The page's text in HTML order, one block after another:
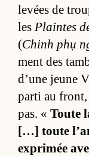
le­vées de
les Plaintes
(Chinh phụ
ment des
d’une jeune
parti au
pas. « Toute
[…] toute
ex­pri­mée